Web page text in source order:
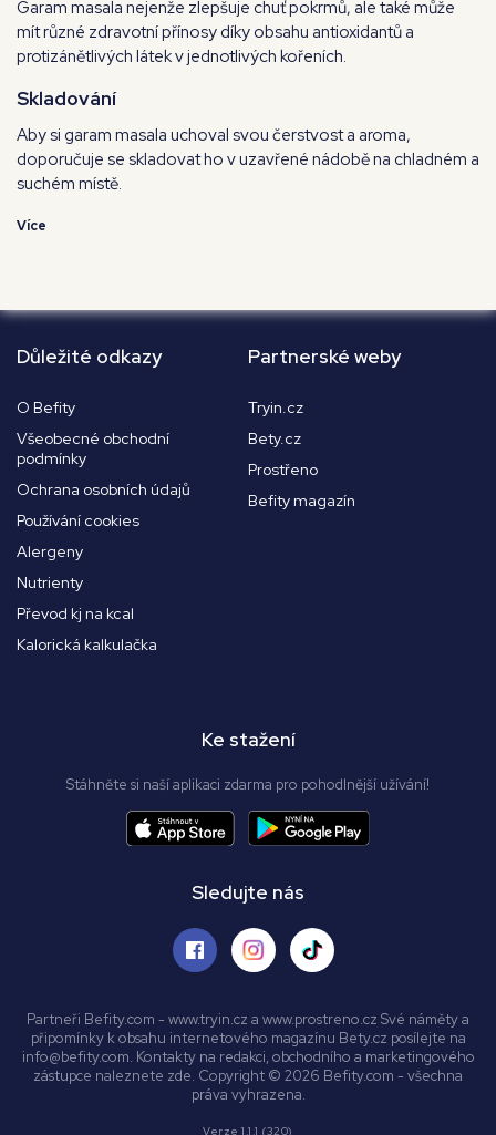
Garam masala nejenže zlepšuje chuť pokrmů, ale také může
mít různé zdravotní přínosy díky obsahu antioxidantů a
protizánětlivých látek v jednotlivých kořeních.
Skladování
Aby si garam masala uchoval svou čerstvost a aroma,
doporučuje se skladovat ho v uzavřené nádobě na chladném a
suchém místě.
Více
Důležité odkazy
O Befity
Všeobecné obchodní
podmínky
Ochrana osobních údajů
Používání cookies
Alergeny
Nutrienty
Převod kj na kcal
Kalorická kalkulačka
Partnerské weby
Tryin.cz
Bety.cz
Prostřeno
Befity magazín
Ke stažení
Stáhněte si naší aplikaci zdarma pro pohodlnější užívání!
Sledujte nás
Partneři Befity.com - www.tryin.cz a www.prostreno.cz Své náměty a
připomínky k obsahu internetového magazínu Bety.cz posílejte na
info@befity.com. Kontakty na redakci, obchodního a marketingového
zástupce naleznete zde. Copyright © 2026 Befity.com - všechna
práva vyhrazena.
Verze 1.1.1 (320)